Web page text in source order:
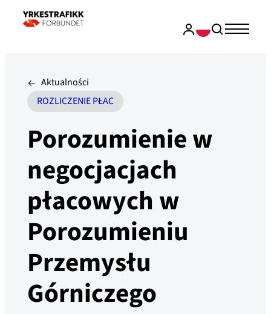
Aktualności
ROZLICZENIE PŁAC
Porozumienie w
negocjacjach
płacowych w
Porozumieniu
Przemysłu
Górniczego